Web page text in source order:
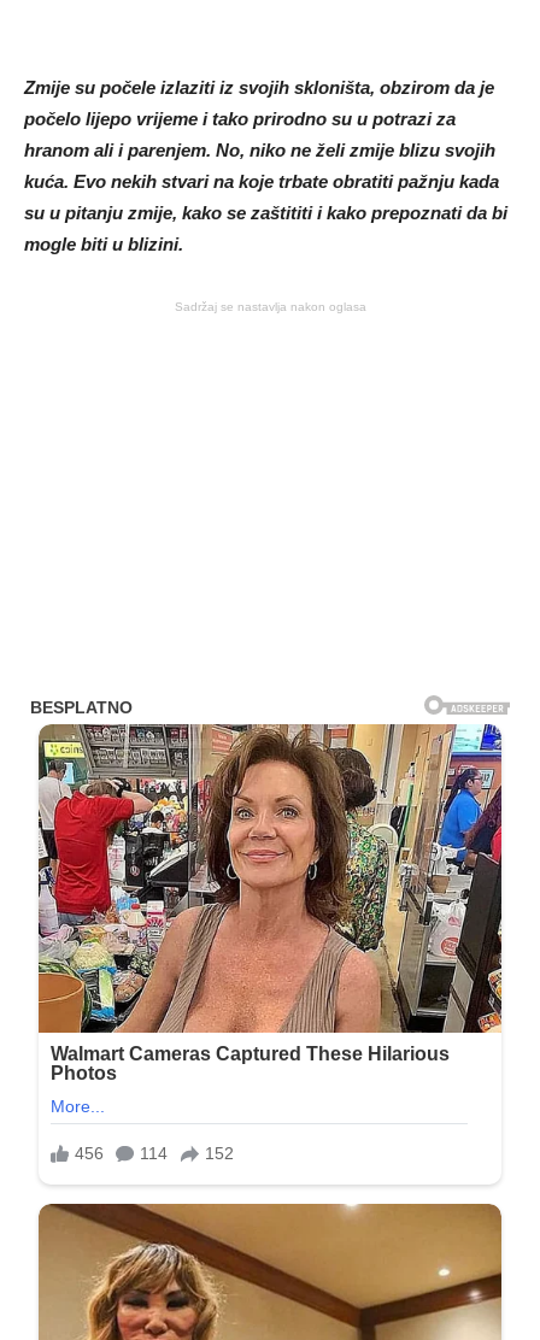
Zmije su počele izlaziti iz svojih skloništa, obzirom da je
počelo lijepo vrijeme i tako prirodno su u potrazi za
hranom ali i parenjem. No, niko ne želi zmije blizu svojih
kuća. Evo nekih stvari na koje trbate obratiti pažnju kada
su u pitanju zmije, kako se zaštititi i kako prepoznati da bi
mogle biti u blizini.
Sadržaj se nastavlja nakon oglasa